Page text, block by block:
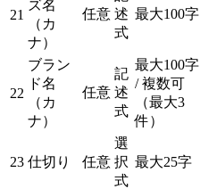
21
ズ名
（カ
ナ）
任意 述
式
最大100字
22
ブラン
ド名
（カ
ナ）
任意
記
述
式
最大100字
/ 複数可
（最大3
件）
23 仕切り 任意
選
択
式
最大25字